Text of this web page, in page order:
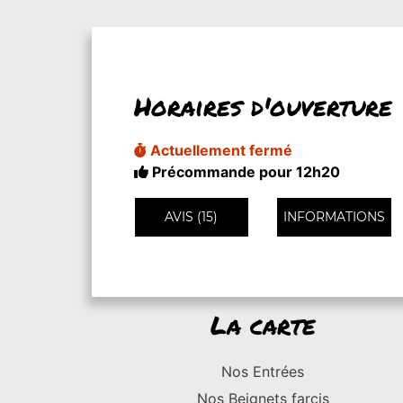
Horaires d'ouverture
Actuellement fermé
Précommande pour 12h20
AVIS (15) INFORMATIONS
La carte
Nos Entrées
Nos Beignets farcis